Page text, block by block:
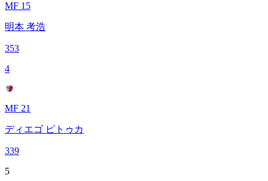
MF 15
明本 考浩
353
4
MF 21
ディエゴ ピトゥカ
339
5